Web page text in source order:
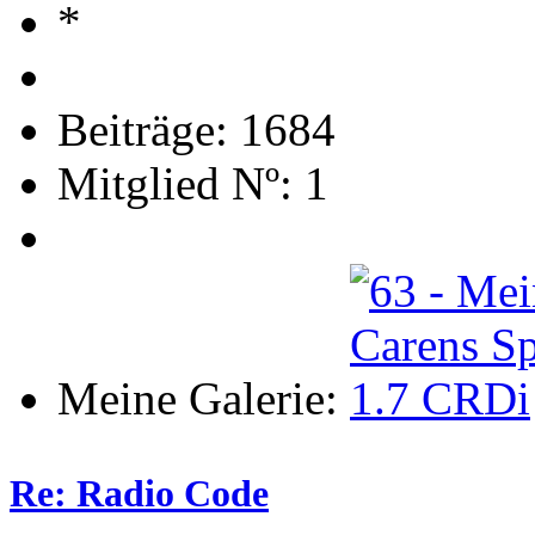
Beiträge: 1684
Mitglied Nº: 1
Meine Galerie:
Re: Radio Code